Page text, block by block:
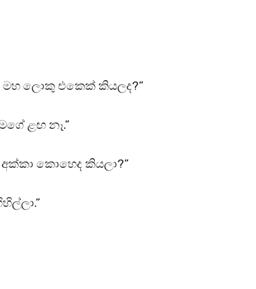
මහ ලොකු එකෙක් කියලද?”
ළඟ නෑ.”
කොහෙද කියලා?”